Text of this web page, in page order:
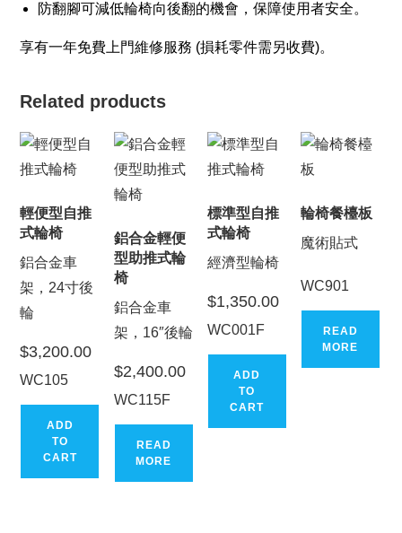
防翻腳可減低輪椅向後翻的機會，保障使用者安全。
享有一年免費上門維修服務 (損耗零件需另收費)。
Related products
輕便型自推
式輪椅
鋁合金車
架，24寸後
輪
$3,200.00
WC105
ADD
TO
CART
鋁合金輕便
型助推式輪
椅
鋁合金車
架，16″後輪
$2,400.00
WC115F
READ
MORE
標準型自推
式輪椅
經濟型輪椅
$1,350.00
WC001F
ADD
TO
CART
輪椅餐檯板
魔術貼式
WC901
READ
MORE